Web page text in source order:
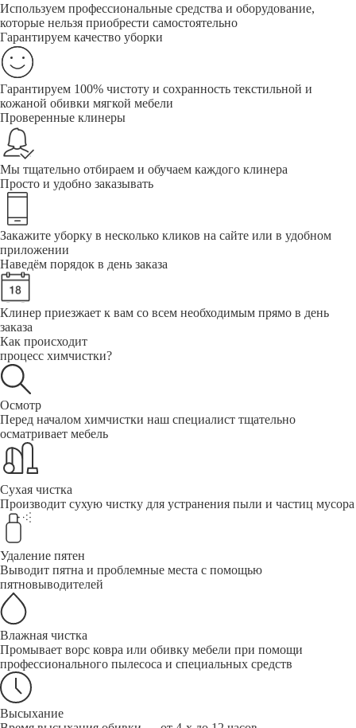
Используем профессиональные средства и оборудование,
которые нельзя приобрести самостоятельно
Гарантируем качество уборки
Гарантируем 100% чистоту и сохранность текстильной и
кожаной обивки мягкой мебели
Проверенные клинеры
Мы тщательно отбираем и обучаем каждого клинера
Просто и удобно заказывать
Закажите уборку в несколько кликов на сайте или в удобном
приложении
Наведём порядок в день заказа
Клинер приезжает к вам со всем необходимым прямо в день
заказа
Как происходит
процесс химчистки?
Осмотр
Перед началом химчистки наш специалист тщательно
осматривает мебель
Сухая чистка
Производит сухую чистку для устранения пыли и частиц мусора
Удаление пятен
Выводит пятна и проблемные места с помощью
пятновыводителей
Влажная чистка
Промывает ворс ковра или обивку мебели при помощи
профессионального пылесоса и специальных средств
Высыхание